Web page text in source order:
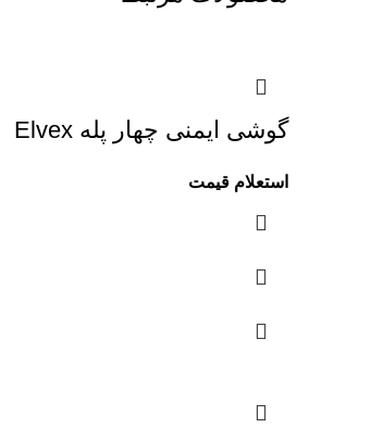
گوشی ایمنی چهار پله Elvex
استعلام قیمت